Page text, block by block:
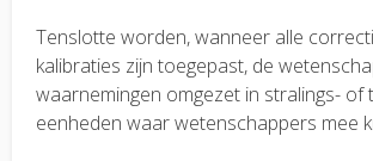
Tenslotte worden, wanneer alle
kalibraties zijn toegepast, de
waarnemingen omgezet in stralings- of
eenheden waar wetenschappers mee